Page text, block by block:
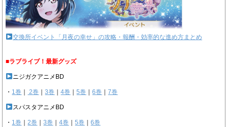
交換所イベント「月夜の幸せ」の攻略・報酬・効率的な進め方まとめ
■ラブライブ！最新グッズ
ニジガクアニメBD
・ 1巻 2巻 ｜3巻 ｜4巻 ｜5巻 ｜6巻 ｜7巻
スパスタアニメBD
・ 1巻 ｜2巻 ｜3巻 ｜4巻 ｜5巻 ｜6巻